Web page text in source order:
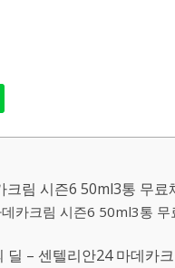
림 시즌6 50ml3통 무
카크림 시즌6 50ml3통
딜 – 센텔리안24 마데카